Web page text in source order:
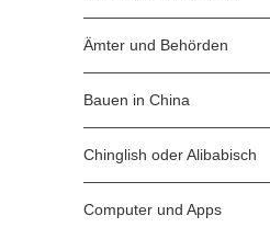
Ämter und Behörden
Bauen in China
Chinglish oder Alibabisch
Computer und Apps